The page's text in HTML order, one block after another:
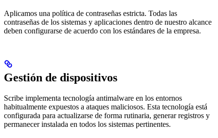
Aplicamos una política de contraseñas estricta. Todas las
contraseñas de los sistemas y aplicaciones dentro de nuestro alcance
deben configurarse de acuerdo con los estándares de la empresa.
Gestión de dispositivos
Scribe implementa tecnología antimalware en los entornos
habitualmente expuestos a ataques maliciosos. Esta tecnología está
configurada para actualizarse de forma rutinaria, generar registros y
permanecer instalada en todos los sistemas pertinentes.